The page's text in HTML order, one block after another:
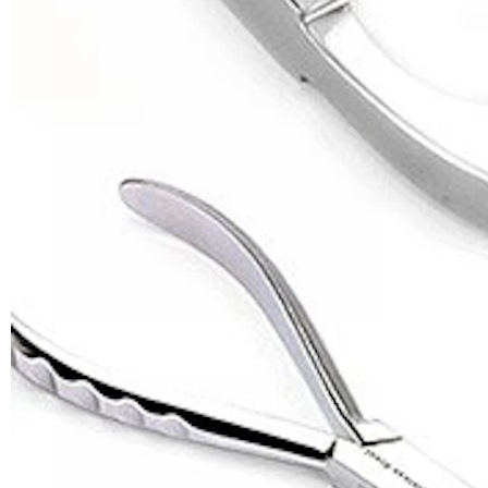
Helix